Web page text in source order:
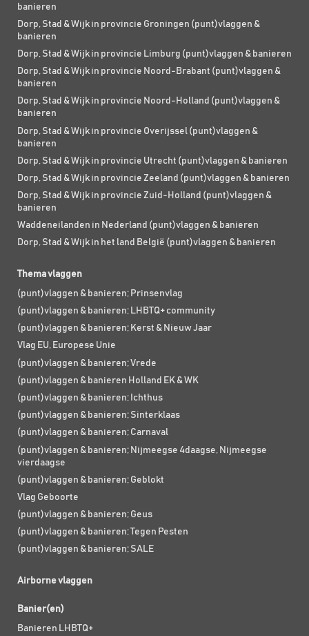
banieren
Dorp, Stad & Wijk in provincie Groningen (punt)vlaggen &
banieren
Dorp, Stad & Wijk in provincie Limburg (punt)vlaggen & banieren
Dorp, Stad & Wijk in provincie Noord-Brabant (punt)vlaggen &
banieren
Dorp, Stad & Wijk in provincie Noord-Holland (punt)vlaggen &
banieren
Dorp, Stad & Wijk in provincie Overijssel (punt)vlaggen &
banieren
Dorp, Stad & Wijk in provincie Utrecht (punt)vlaggen & banieren
Dorp, Stad & Wijk in provincie Zeeland (punt)vlaggen & banieren
Dorp, Stad & Wijk in provincie Zuid-Holland (punt)vlaggen &
banieren
Waddeneilanden in Nederland (punt)vlaggen & banieren
Dorp, Stad & Wijk in het land België (punt)vlaggen & banieren
Thema vlaggen
(punt)vlaggen & banieren; Prinsenvlag
(punt)vlaggen & banieren; LHBTQ+ community
(punt)vlaggen & banieren; Kerst & Nieuw Jaar
Vlag EU, Europese Unie
(punt)vlaggen & banieren; Vrede
(punt)vlaggen & banieren Holland EK & WK
(punt)vlaggen & banieren; Ichthus
(punt)vlaggen & banieren; Sinterklaas
(punt)vlaggen & banieren; Carnaval
(punt)vlaggen & banieren; Nijmeegse 4daagse, Nijmeegse
vierdaagse
(punt)vlaggen & banieren; Geblokt
Vlag Geboorte
(punt)vlaggen & banieren; Geus
(punt)vlaggen & banieren; Tegen Pesten
(punt)vlaggen & banieren; SALE
Airborne vlaggen
Banier(en)
Banieren LHBTQ+